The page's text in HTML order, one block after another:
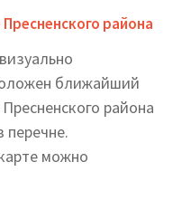
района
ближайший
района
перечне.
можно